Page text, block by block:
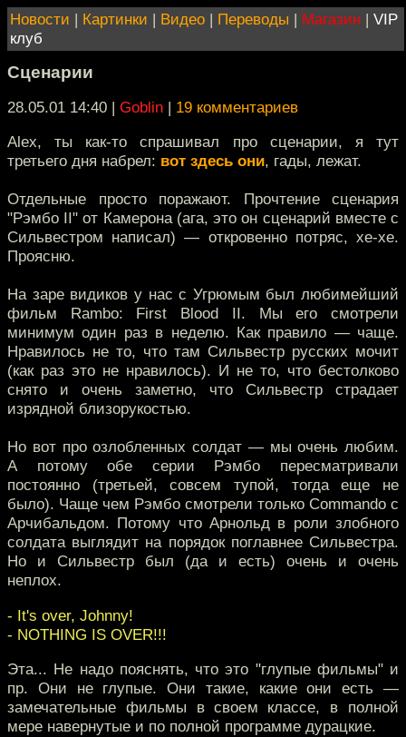
Новости | Картинки | Видео | Переводы | Магазин | VIP
клуб
Сценарии
28.05.01 14:40 | Goblin | 19 комментариев
Alex, ты как-то спрашивал про сценарии, я тут
третьего дня набрел: вот здесь они, гады, лежат.
Отдельные просто поражают. Прочтение сценария
"Рэмбо II" от Камерона (ага, это он сценарий вместе с
Сильвестром написал) — откровенно потряс, хе-хе.
Проясню.
На заре видиков у нас с Угрюмым был любимейший
фильм Rambo: First Blood II. Мы его смотрели
минимум один раз в неделю. Как правило — чаще.
Нравилось не то, что там Сильвестр русских мочит
(как раз это не нравилось). И не то, что бестолково
снято и очень заметно, что Сильвестр страдает
изрядной близорукостью.
Но вот про озлобленных солдат — мы очень любим.
А потому обе серии Рэмбо пересматривали
постоянно (третьей, совсем тупой, тогда еще не
было). Чаще чем Рэмбо смотрели только Commando с
Арчибальдом. Потому что Арнольд в роли злобного
солдата выглядит на порядок поглавнее Сильвестра.
Но и Сильвестр был (да и есть) очень и очень
неплох.
- It's over, Johnny!
- NOTHING IS OVER!!!
Эта... Не надо пояснять, что это "глупые фильмы" и
пр. Они не глупые. Они такие, какие они есть —
замечательные фильмы в своем классе, в полной
мере навернутые и по полной программе дурацкие.